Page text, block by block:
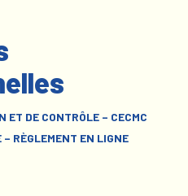
ET DE CONTRÔLE – CECMC
– RÈGLEMENT EN LIGNE